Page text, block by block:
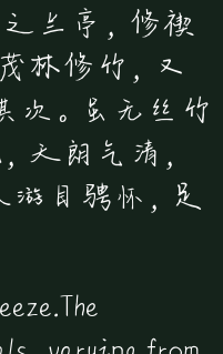
兰亭，修禊
林修竹，又
次。虽无丝竹
天朗气清，
目骋怀，足